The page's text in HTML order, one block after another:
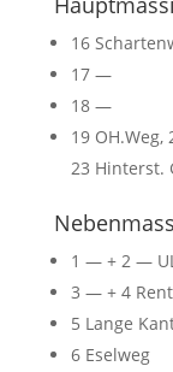
16
17 —
18 —
19 OH.Weg,
23 Hinterst.
1 — + 2 —
3 — + 4
5 Lange
6 Eselweg